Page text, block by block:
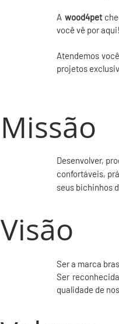
A wood4pet
você vê por
Atendemos
projetos
Missão
Desenvolver,
confortáveis,
seus bichinhos
Visão
Ser a marca
Ser
qualidade de